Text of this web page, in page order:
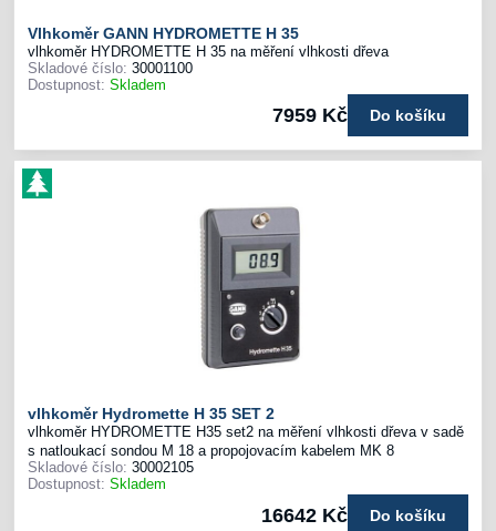
Vlhkoměr GANN HYDROMETTE H 35
vlhkoměr HYDROMETTE H 35 na měření vlhkosti dřeva
Skladové číslo: 30001100
Dostupnost: Skladem
7959 Kč Do košíku
vlhkoměr Hydromette H 35 SET 2
vlhkoměr HYDROMETTE H35 set2 na měření vlhkosti dřeva v sadě
s natloukací sondou M 18 a propojovacím kabelem MK 8
Skladové číslo: 30002105
Dostupnost: Skladem
16642 Kč Do košíku